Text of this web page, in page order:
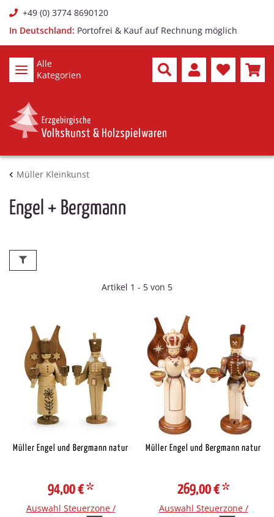
+49 (0) 3774 8690120
In Deutschland: Portofrei & Kauf auf Rechnung möglich
Alle
Kategorien
Müller Kleinkunst
Engel + Bergmann
Artikel 1 - 5 von 5
Müller Engel und Bergmann natur
94,00 €*
Auswahl Steuerzone /
Müller Engel und Bergmann natur
269,00 €*
Auswahl Steuerzone /